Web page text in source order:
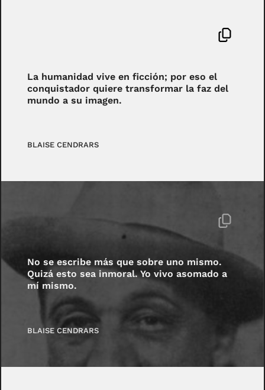
La humanidad vive en ficción; por eso el
conquistador quiere transformar la faz del
mundo a su imagen.
BLAISE CENDRARS
No se escribe más que sobre uno mismo.
Quizá esto sea inmoral. Yo vivo asomado a
mí mismo.
BLAISE CENDRARS